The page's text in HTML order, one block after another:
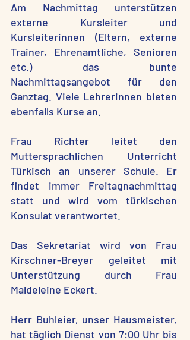
Am Nachmittag unterstützen
externe Kursleiter und
Kursleiterinnen (Eltern, externe
Trainer, Ehrenamtliche, Senioren
etc.) das bunte
Nachmittagsangebot für den
Ganztag. Viele Lehrerinnen bieten
ebenfalls Kurse an.
Frau Richter leitet den
Muttersprachlichen Unterricht
Türkisch an unserer Schule. Er
findet immer Freitagnachmittag
statt und wird vom türkischen
Konsulat verantwortet.
Das Sekretariat wird von Frau
Kirschner-Breyer geleitet mit
Unterstützung durch Frau
Maldeleine Eckert.
Herr Buhleier, unser Hausmeister,
hat täglich Dienst von 7:00 Uhr bis